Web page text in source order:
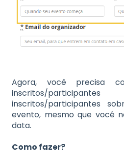
Agora, você precisa
inscritos/
inscritos/participantes
evento, mesmo que você
data.
Como fazer?